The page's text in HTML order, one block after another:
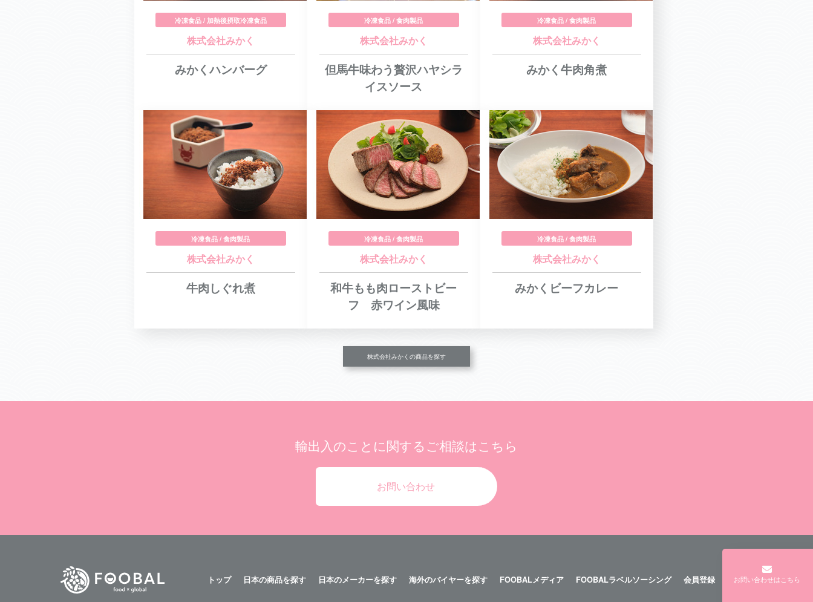
冷凍食品 / 加熱後摂取冷凍食品
株式会社みかく
みかくハンバーグ
冷凍食品 / 食肉製品
株式会社みかく
但馬牛味わう贅沢ハヤシラ
イスソース
冷凍食品 / 食肉製品
株式会社みかく
みかく牛肉角煮
冷凍食品 / 食肉製品
株式会社みかく
牛肉しぐれ煮
冷凍食品 / 食肉製品
株式会社みかく
和牛もも肉ローストビー
フ 赤ワイン風味
冷凍食品 / 食肉製品
株式会社みかく
みかくビーフカレー
株式会社みかくの商品を探す
お問い合わせはこちら
輸出入のことに関する ご相談はこちら
お問い合わせ
トップ 日本の商品を探す 日本のメーカーを探す 海外のバイヤーを探す FOOBALメディア FOOBALラベルソーシング 会員登録 ログイン